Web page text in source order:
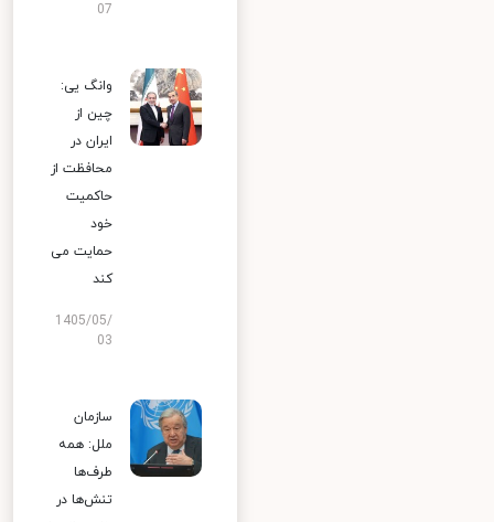
07
وانگ یی:
چین از
ایران در
محافظت از
حاکمیت
خود
حمایت می
کند
1405/05/
03
سازمان
ملل: همه
طرف‌ها
تنش‌ها در